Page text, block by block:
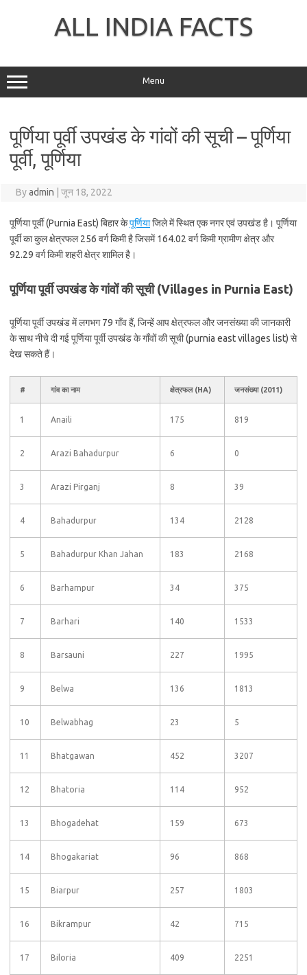
ALL INDIA FACTS
Menu
पूर्णिया पूर्वी उपखंड के गांवों की सूची – पूर्णिया
पूर्वी, पूर्णिया
Byadmin जून 18, 2022
पूर्णिया पूर्वी (Purnia East) बिहार केपूर्णियाजिले में स्थित एक नगर एवं उपखंड है। पूर्णिया
पूर्वी का कुल क्षेत्रफल 256 वर्ग किमी है जिसमें 164.02 वर्ग किमी ग्रामीण क्षेत्र और
92.29 वर्ग किमी शहरी क्षेत्र शामिल है।
पूर्णिया पूर्वी उपखंड के गांवों की सूची (Villages in Purnia East)
पूर्णिया पूर्वी उपखंड में लगभग 79 गाँव हैं, जिन्हें आप क्षेत्रफल और जनसंख्या की जानकारी
के साथ नीचे दी गई पूर्णिया पूर्वी उपखंड के गाँवों की सूची (purnia east villages list) से
देख सकते हैं।
# गांव का नाम क्षेत्रफल (HA) जनसंख्या (2011)
1 Anaili 175 819
2 Arazi Bahadurpur 6 0
3 Arazi Pirganj 8 39
4 Bahadurpur 134 2128
5 Bahadurpur Khan Jahan 183 2168
6 Barhampur 34 375
7 Barhari 140 1533
8 Barsauni 227 1995
9 Belwa 136 1813
10 Belwabhag 23 5
11 Bhatgawan 452 3207
12 Bhatoria 114 952
13 Bhogadehat 159 673
14 Bhogakariat 96 868
15 Biarpur 257 1803
16 Bikrampur 42 715
17 Biloria 409 2251